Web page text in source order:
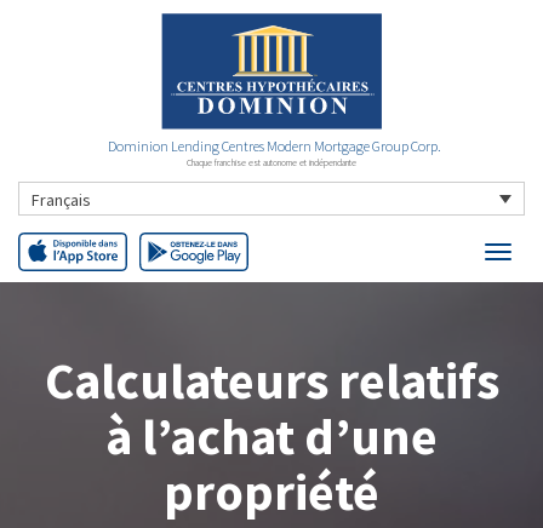
Dominion Lending Centres Modern Mortgage Group Corp.
Chaque franchise est autonome et indépendante
Français
Calculateurs relatifs
à l’achat d’une
propriété